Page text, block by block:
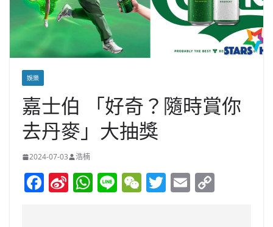
娛樂
嘉士伯 「好奇？隨時賞你
去丹麥」大抽獎
2024-07-03 浩楠
F Si W Li W T E